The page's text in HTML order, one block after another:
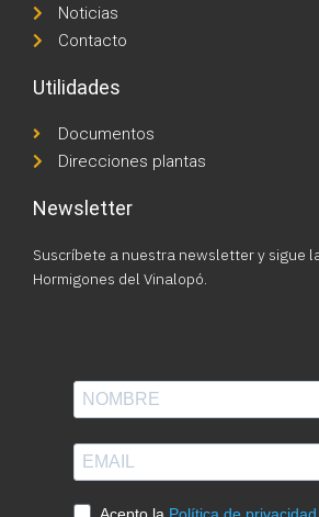
Noticias
Contacto
Utilidades
Documentos
Direcciones plantas
Newsletter
Suscríbete a nuestra newsletter y sigue
Hormigones del Vinalopó.